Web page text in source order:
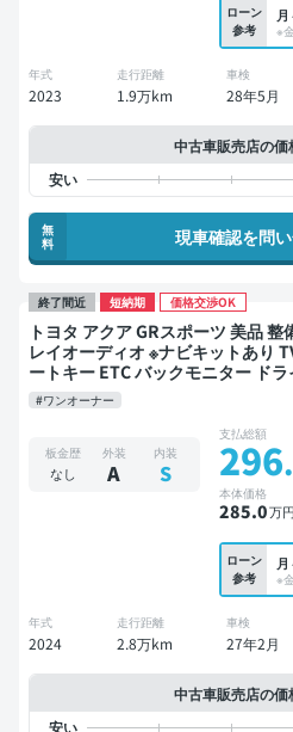
ローン
参考
月
※
年式
2023
走行距離
1.9万km
車検
28年5月
中古車販売店の価
無
料
現車確認を問
終了間近 短納期 価格交渉OK
トヨタ アクア GRスポーツ 美品 整備記録簿あり ディスプ
レイオーディオ ※ナビキットあり
ートキー ETC バックモニター ド
減#ワンオーナー
板金歴
なし
外装
A
内装
S
支払総額
296
本体価格
285.0万円
ローン
参考
月
※
年式
2024
走行距離
2.8万km
車検
27年2月
中古車販売店の価